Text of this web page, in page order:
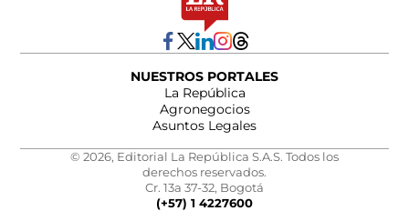
NUESTROS PORTALES
La República
Agronegocios
Asuntos Legales
© 2026, Editorial La República S.A.S. Todos los
derechos reservados.
Cr. 13a 37-32, Bogotá
(+57) 1 4227600